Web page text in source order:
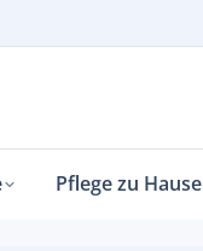
Pflege zu Hause